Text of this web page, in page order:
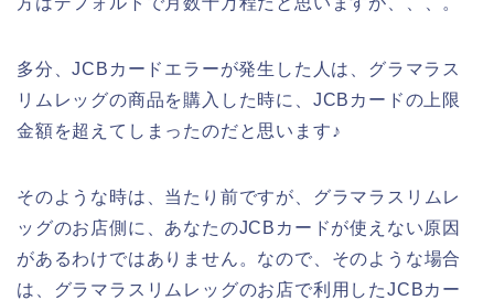
多分、JCBカードエラーが発生した人は、グラマラス
リムレッグの商品を購入した時に、JCBカードの上限
金額を超えてしまったのだと思います♪
そのような時は、当たり前ですが、グラマラスリムレ
ッグのお店側に、あなたのJCBカードが使えない原因
があるわけではありません。なので、そのような場合
は、グラマラスリムレッグのお店で利用したJCBカー